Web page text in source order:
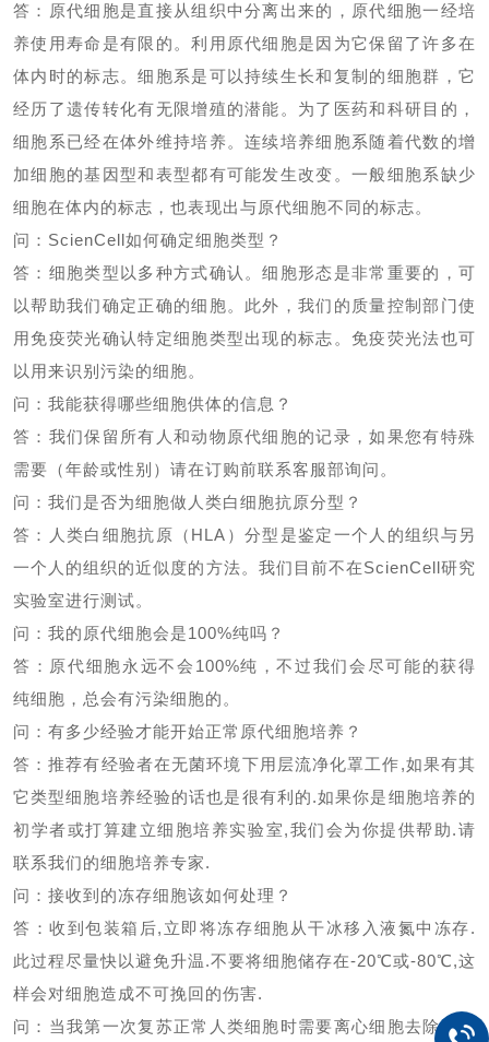
答：原代细胞是直接从组织中分离出来的，原代细胞一经培
养使用寿命是有限的。利用原代细胞是因为它保留了许多在
体内时的标志。细胞系是可以持续生长和复制的细胞群，它
经历了遗传转化有无限增殖的潜能。为了医药和科研目的，
细胞系已经在体外维持培养。连续培养细胞系随着代数的增
加细胞的基因型和表型都有可能发生改变。一般细胞系缺少
细胞在体内的标志，也表现出与原代细胞不同的标志。
问： ScienCell如何确定细胞类型？
答：细胞类型以多种方式确认。细胞形态是非常重要的，可
以帮助我们确定正确的细胞。此外，我们的质量控制部门使
用免疫荧光确认特定细胞类型出现的标志。免疫荧光法也可
以用来识别污染的细胞。
问：我能获得哪些细胞供体的信息？
答：我们保留所有人和动物原代细胞的记录，如果您有特殊
需要（年龄或性别）请在订购前联系客服部询问。
问：我们是否为细胞做人类白细胞抗原分型？
答：人类白细胞抗原（ HLA ）分型是鉴定一个人的组织与另
一个人的组织的近似度的方法。我们目前不在ScienCell研究
实验室进行测试。
问：我的原代细胞会是100%纯吗？
答：原代细胞永远不会 100%纯，不过我们会尽可能的获得
纯细胞，总会有污染细胞的。
问：有多少经验才能开始正常原代细胞培养？
答：推荐有经验者在无菌环境下用层流净化罩工作,如果有其
它类型细胞培养经验的话也是很有利的.如果你是细胞培养的
初学者或打算建立细胞培养实验室,我们会为你提供帮助.请
联系我们的细胞培养专家.
问：接收到的冻存细胞该如何处理？
答：收到包装箱后, 立即将冻存细胞从干冰移入液氮中冻存.
此过程尽量快以避免升温.不要将细胞储存在-20℃或-80℃,这
样会对细胞造成不可挽回的伤害.
问：当我第一次复苏正常人类细胞时需要离心细胞去除二甲